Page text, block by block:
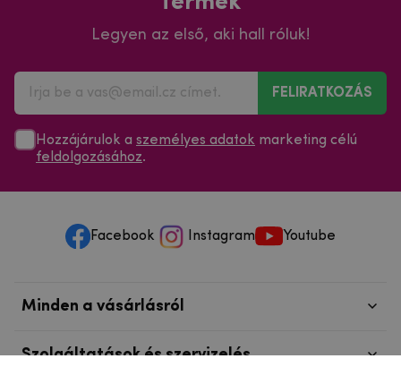
Legyen az első, aki hall róluk!
FELIRATKOZÁS
Hozzájárulok a személyes adatok marketing célú
feldolgozásához.
Facebook Instagram Youtube
Minden a vásárlásról
Szolgáltatások és szervizelés